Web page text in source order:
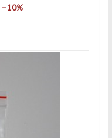
-10%